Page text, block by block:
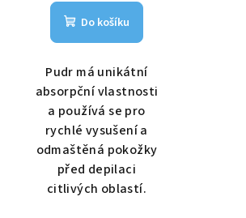
Do košíku
Pudr má unikátní
absorpční vlastnosti
a používá se pro
rychlé vysušení a
odmaštěná pokožky
před depilaci
citlivých oblastí.